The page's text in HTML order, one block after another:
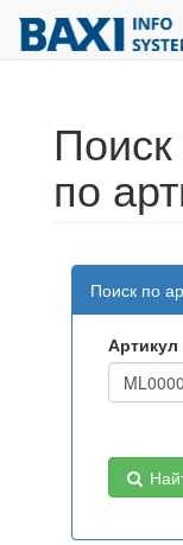
по
Поиск по
Артикул